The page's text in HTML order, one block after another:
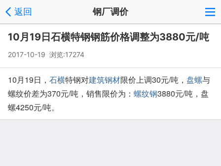
返回 钢厂调价
10月19日石横特钢钢筋价格调整为3880元/吨
2017-10-19 浏览:17274
10月19日， 石横特钢对建筑钢材限价上调30元/吨， 盘螺与
螺纹价差为370元/吨，销售限价为： 螺纹钢3880元/吨，盘
螺4250元/吨。